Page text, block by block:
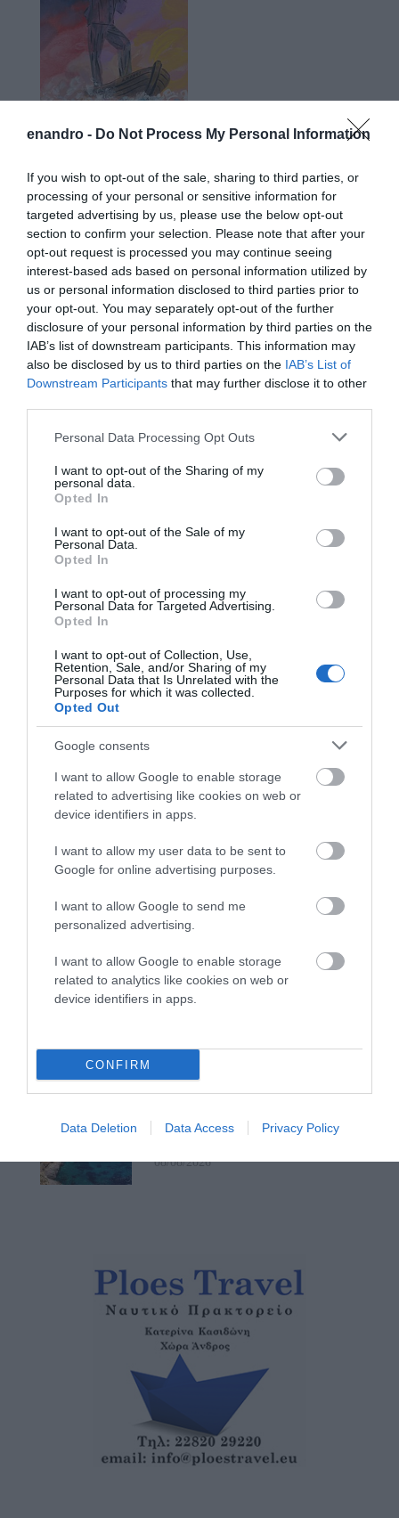
enandro - Do Not Process My Personal Information
If you wish to opt-out of the sale, sharing to third parties, or
processing of your personal or sensitive information for
targeted advertising by us, please use the below opt-out
section to confirm your selection. Please note that after your
opt-out request is processed you may continue seeing
interest-based ads based on personal information utilized by
us or personal information disclosed to third parties prior to
your opt-out. You may separately opt-out of the further
disclosure of your personal information by third parties on the
IAB’s list of downstream participants. This information may
also be disclosed by us to third parties on the IAB’s List of
Downstream Participants that may further disclose it to other
Please note that this website/app uses one or more Google
not limited to your visit or usage behaviour. You may click to
grant or deny consent to Google and its third-party tags to
use your data for below specified purposes in below Google
consent section.
Personal Data Processing Opt Outs
I want to opt-out of the Sharing of my
personal data.
Opted In
I want to opt-out of the Sale of my
Personal Data.
Opted In
I want to opt-out of processing my
Personal Data for Targeted Advertising.
Opted In
I want to opt-out of Collection, Use,
Retention, Sale, and/or Sharing of my
Personal Data that Is Unrelated with the
Purposes for which it was collected.
Opted Out
Google consents
I want to allow Google to enable storage
related to advertising like cookies on web or
device identifiers in apps.
I want to allow my user data to be sent to
Google for online advertising purposes.
I want to allow Google to send me
personalized advertising.
I want to allow Google to enable storage
related to analytics like cookies on web or
device identifiers in apps.
CONFIRM
Data Deletion Data Access Privacy Policy
Προτεινόμενα άρθρα
Φωτογραφίες-κειμήλια από καλοκαίρια στην Άνδρο –
Από τον 19ο αιώνα μέχρι και την δεκαετία του 1970
ΟΡΜΟΣ ΚΟΡΘΙΟΥ: Όταν η φωτογραφία γίνεται μνήμη
Η Άνδρος συνεχίζει να μπαρκάρει…
ΧΩΡΟΤΑΞΙΚΟ ΓΙΑ ΤΟΝ ΤΟΥΡΙΣΜΟ: Η φέρουσα
ικανότητα στο επίκεντρο
Πρόσφατα Άρθρα
ΔΡΩΜΕΝΑ: Όταν η νέα
γενιά συναντά τη
ναυτοσύνη του νησιού
ΠΡΟΣΟΧΗ: Πολύ υψηλός
κίνδυνος πυρκαγιάς στις
Κυκλάδες
08/08/2026
Φωτογραφίες-κειμήλια από
Από τον 19ο αιώνα μέχρι
και την δεκαετία του 1970
ΟΡΜΟΣ ΚΟΡΘΙΟΥ: Όταν η
φωτογραφία γίνεται μνήμη
ΧΩΡΟΤΑΞΙΚΟ ΓΙΑ ΤΟΝ
ΤΟΥΡΙΣΜΟ: Η φέρουσα
ικανότητα στο επίκεντρο
08/08/2026